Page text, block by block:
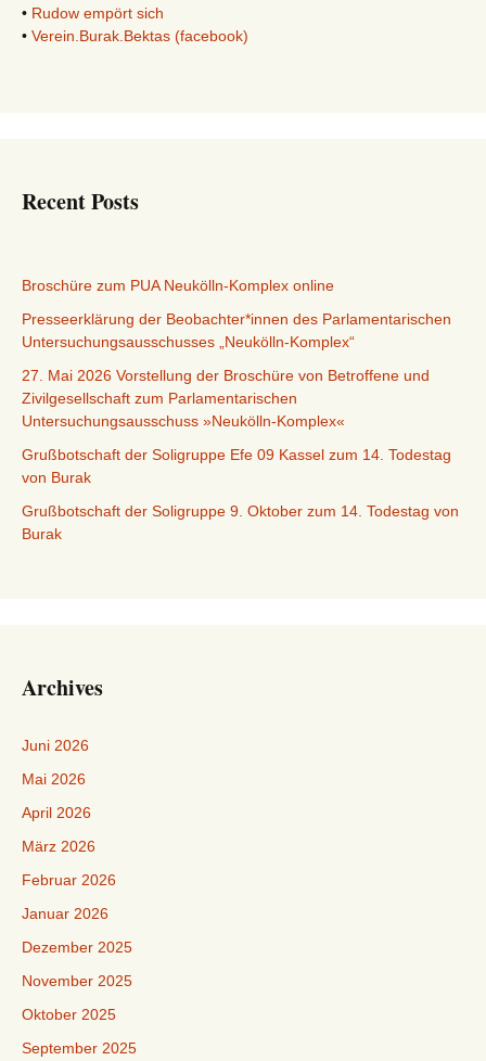
• Rudow empört sich
• Verein.Burak.Bektas (facebook)
Recent Posts
Broschüre zum PUA Neukölln-Komplex online
Presseerklärung der Beobachter*innen des Parlamentarischen
Untersuchungsausschusses „Neukölln-Komplex“
27. Mai 2026 Vorstellung der Broschüre von Betroffene und
Zivilgesellschaft zum Parlamentarischen
Untersuchungsausschuss »Neukölln-Komplex«
Grußbotschaft der Soligruppe Efe 09 Kassel zum 14. Todestag
von Burak
Grußbotschaft der Soligruppe 9. Oktober zum 14. Todestag von
Burak
Archives
Juni 2026
Mai 2026
April 2026
März 2026
Februar 2026
Januar 2026
Dezember 2025
November 2025
Oktober 2025
September 2025